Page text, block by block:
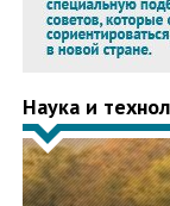
Наука и